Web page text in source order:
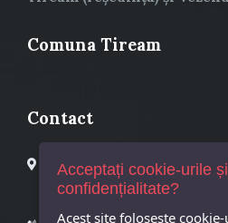
Comuna Tiream
Contact
Primaria Comuna Tiream
Tiream, Str. Principala, Nr. 25
Cod postal 447325
Acceptați cookie-urile
confidențialitate?
Acest site foloseşte